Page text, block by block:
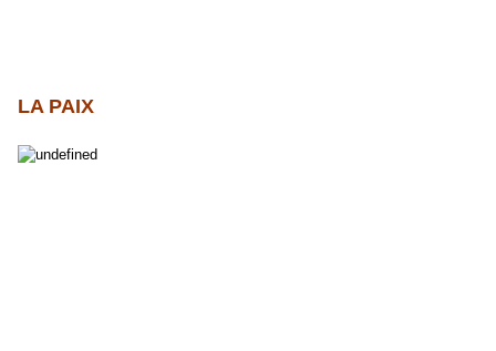
LA PAIX